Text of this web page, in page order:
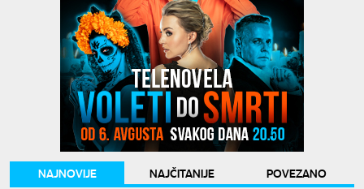
NAJNOVIJE NAJČITANIJE
POVEZANO